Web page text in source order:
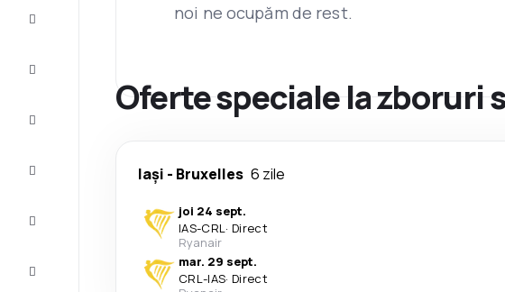
noi ne ocupăm de rest.
Oferte speciale la zboruri
Iași - Bruxelles 6 zile
joi 24 sept.
IAS-CRL· Direct
Ryanair
mar. 29 sept.
CRL-IAS· Direct